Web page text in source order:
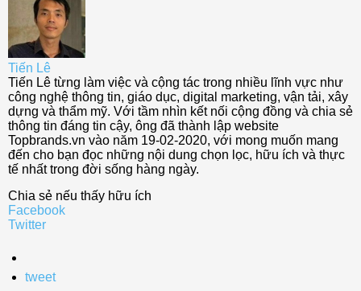
Tiến Lê
Tiến Lê từng làm việc và cộng tác trong nhiều lĩnh vực như
công nghệ thông tin, giáo dục, digital marketing, vận tải, xây
dựng và thẩm mỹ. Với tầm nhìn kết nối cộng đồng và chia sẻ
thông tin đáng tin cậy, ông đã thành lập website
Topbrands.vn vào năm 19-02-2020, với mong muốn mang
đến cho bạn đọc những nội dung chọn lọc, hữu ích và thực
tế nhất trong đời sống hàng ngày.
Chia sẻ nếu thấy hữu ích
Facebook
Twitter
tweet